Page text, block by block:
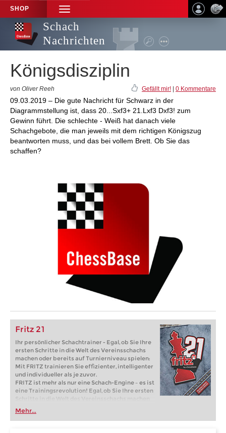
SHOP
TOGGLE
NAVIGATION
Schach
Nachrichten
Königsdisziplin
von Oliver Reeh Gefällt mir! 0 Kommentare
09.03.2019 – Die gute Nachricht für Schwarz in der
Diagrammstellung ist, dass 20...Sxf3+ 21.Lxf3 Dxf3! zum
Gewinn führt. Die schlechte - Weiß hat danach viele
Schachgebote, die man jeweils mit dem richtigen Königszug
beantworten muss, und das bei vollem Brett. Ob Sie das
schaffen?
Fritz 21
Ihr persönlicher Schachtrainer - Egal, ob Sie Ihre
ersten Schritte in die Welt des Vereinsschachs
machen oder bereits auf Turnierniveau spielen:
Mit FRITZ trainieren Sie effizienter, intelligenter
und individueller als je zuvor.
FRITZ ist mehr als nur eine Schach-Engine – es ist
eine Trainingsrevolution! Egal, ob Sie Ihre ersten
Schritte in die Welt des Vereinsschachs machen
oder bereits auf Turnierniveau spielen: Mit
FRITZ trainieren Sie effizienter, intelligenter und
individueller als je zuvor.
Mehr...